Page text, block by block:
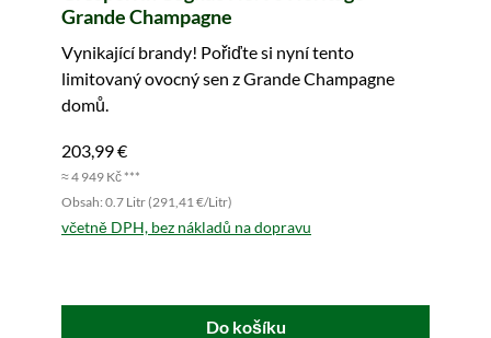
Grande Champagne
Vynikající brandy! Pořiďte si nyní tento
limitovaný ovocný sen z Grande Champagne
domů.
203,99 €
≈ 4 949 Kč ***
Obsah: 0.7 Litr (291,41 €/Litr)
včetně DPH, bez nákladů na dopravu
Do košíku